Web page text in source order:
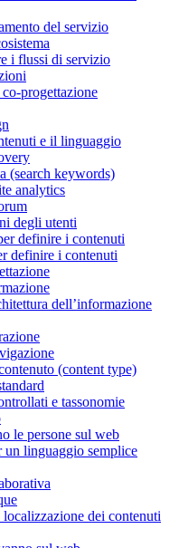
del servizio
i flussi di servizio
progettazione
e il linguaggio
(search keywords)
analytics
degli utenti
definire i contenuti
definire i contenuti
dell’informazione
(content type)
e tassonomie
le persone sul web
un linguaggio semplice
dei contenuti